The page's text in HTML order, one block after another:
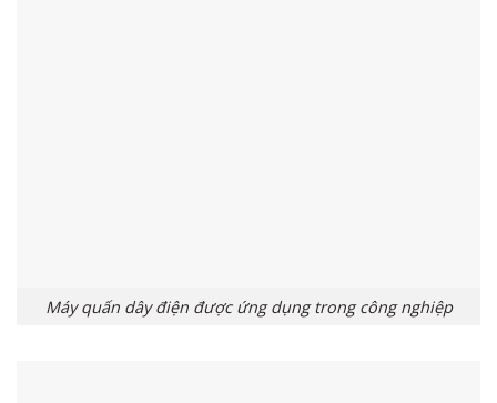
Máy quấn dây điện được ứng dụng trong công nghiệp